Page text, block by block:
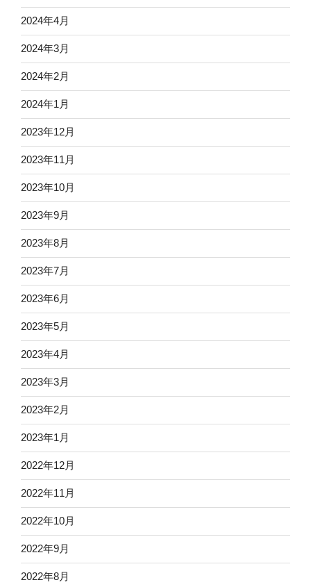
2024年4月
2024年3月
2024年2月
2024年1月
2023年12月
2023年11月
2023年10月
2023年9月
2023年8月
2023年7月
2023年6月
2023年5月
2023年4月
2023年3月
2023年2月
2023年1月
2022年12月
2022年11月
2022年10月
2022年9月
2022年8月